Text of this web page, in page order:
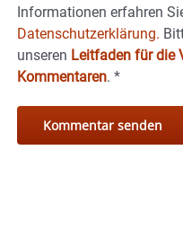
Informationen erfahren
Datenschutzerklärung.
unseren Leitfaden für die
Kommentaren. *